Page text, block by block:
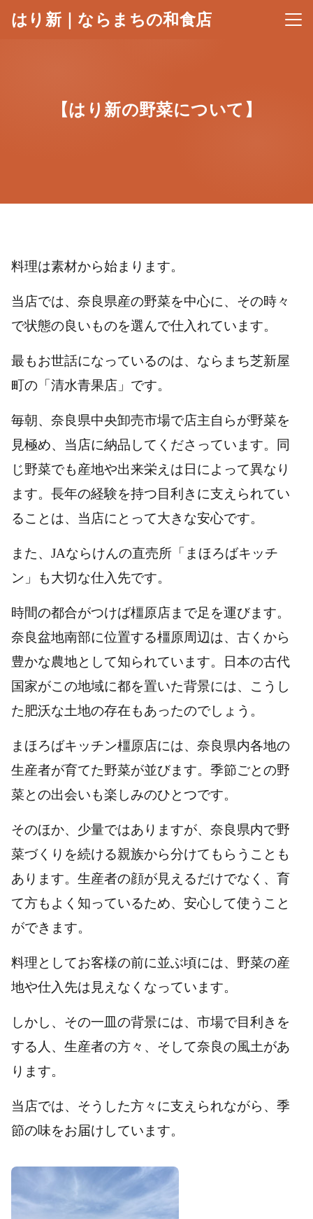
はり新｜ならまちの和食店 メニ
【はり新の野菜について】
料理は素材から始まります。
当店では、奈良県産の野菜を中心に、その時々
で状態の良いものを選んで仕入れています。
最もお世話になっているのは、ならまち芝新屋
町の「清水青果店」です。
毎朝、奈良県中央卸売市場で店主自らが野菜を
見極め、当店に納品してくださっています。同
じ野菜でも産地や出来栄えは日によって異なり
ます。長年の経験を持つ目利きに支えられてい
ることは、当店にとって大きな安心です。
また、JAならけんの直売所「まほろばキッチ
ン」も大切な仕入先です。
時間の都合がつけば橿原店まで足を運びます。
奈良盆地南部に位置する橿原周辺は、古くから
豊かな農地として知られています。日本の古代
国家がこの地域に都を置いた背景には、こうし
た肥沃な土地の存在もあったのでしょう。
まほろばキッチン橿原店には、奈良県内各地の
生産者が育てた野菜が並びます。季節ごとの野
菜との出会いも楽しみのひとつです。
そのほか、少量ではありますが、奈良県内で野
菜づくりを続ける親族から分けてもらうことも
あります。生産者の顔が見えるだけでなく、育
て方もよく知っているため、安心して使うこと
ができます。
料理としてお客様の前に並ぶ頃には、野菜の産
地や仕入先は見えなくなっています。
しかし、その一皿の背景には、市場で目利きを
する人、生産者の方々、そして奈良の風土があ
ります。
当店では、そうした方々に支えられながら、季
節の味をお届けしています。